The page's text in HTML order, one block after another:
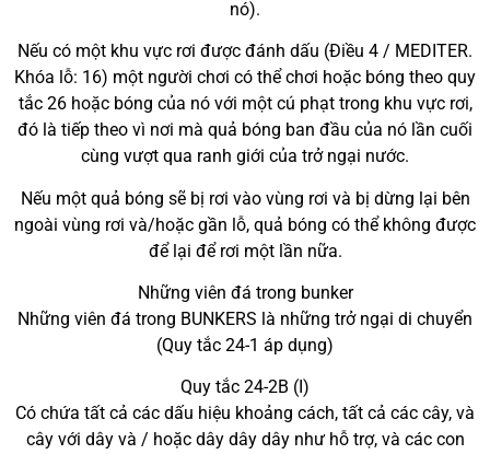
nó).
Nếu có một khu vực rơi được đánh dấu (Điều 4 / MEDITER.
Khóa lỗ: 16) một người chơi có thể chơi hoặc bóng theo quy
tắc 26 hoặc bóng của nó với một cú phạt trong khu vực rơi,
đó là tiếp theo vì nơi mà quả bóng ban đầu của nó lần cuối
cùng vượt qua ranh giới của trở ngại nước.
Nếu một quả bóng sẽ bị rơi vào vùng rơi và bị dừng lại bên
ngoài vùng rơi và/hoặc gần lỗ, quả bóng có thể không được
để lại để rơi một lần nữa.
Những viên đá trong bunker
Những viên đá trong BUNKERS là những trở ngại di chuyển
(Quy tắc 24-1 áp dụng)
Quy tắc 24-2B (I)
Có chứa tất cả các dấu hiệu khoảng cách, tất cả các cây, và
cây với dây và / hoặc dây dây dây như hỗ trợ, và các con